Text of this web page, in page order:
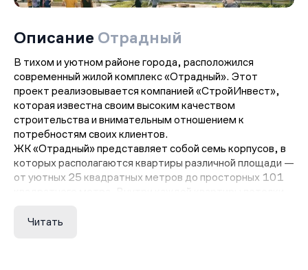
Описание Отрадный
В тихом и уютном районе города, расположился
современный жилой комплекс «Отрадный». Этот
проект реализовывается компанией «СтройИнвест»,
которая известна своим высоким качеством
строительства и внимательным отношением к
потребностям своих клиентов.
ЖК «Отрадный» представляет собой семь корпусов, в
которых располагаются квартиры различной площади —
от уютных 25 квадратных метров до просторных 101
квадратного метра. Внутри каждой квартиры потолки
простора и свободы.
Читать